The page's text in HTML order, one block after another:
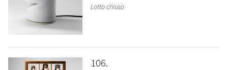
Lotto chiuso
106